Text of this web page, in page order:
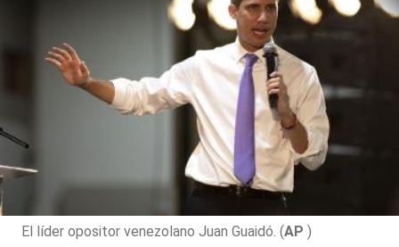
El líder opositor venezolano Juan Guaidó. (AP )